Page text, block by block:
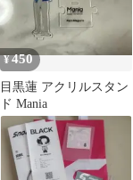
¥450
目黒蓮 アクリルスタン
ド Mania